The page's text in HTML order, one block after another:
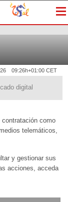
09:26h+01:00 CET
digital
contratación como
telemáticos,
y gestionar sus
acciones, acceda